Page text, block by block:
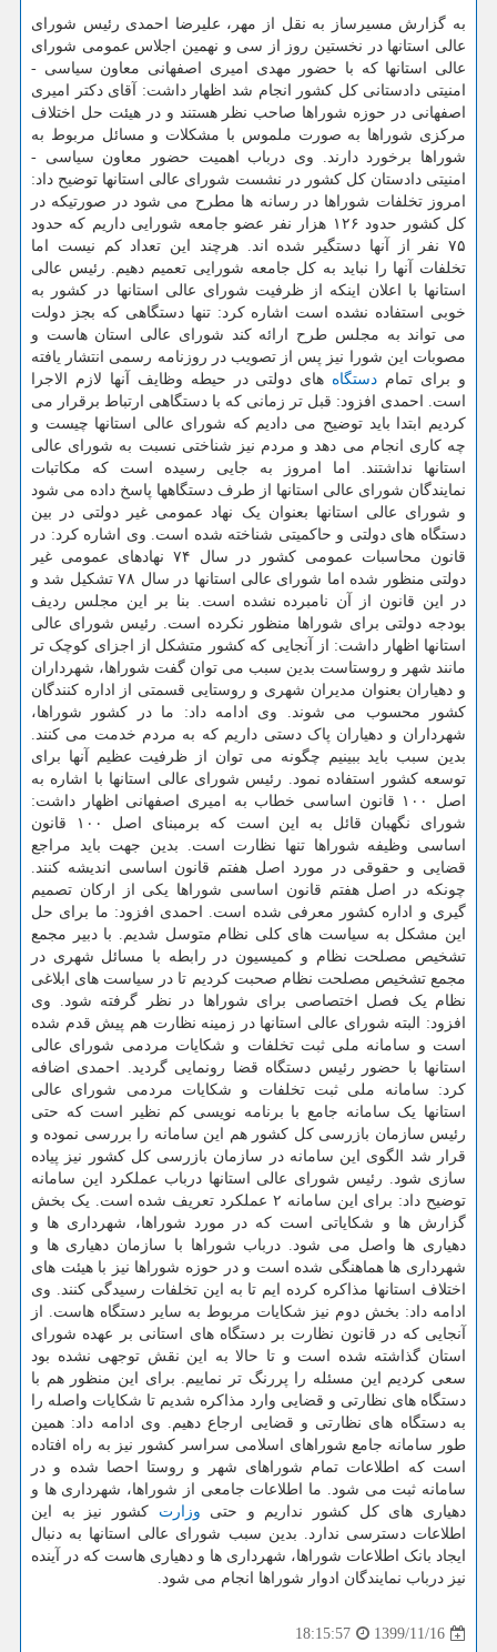
به گزارش مسیرساز به نقل از مهر، علیرضا احمدی رئیس شورای
عالی استانها در نخستین روز از سی و نهمین اجلاس عمومی شورای
عالی استانها که با حضور مهدی امیری اصفهانی معاون سیاسی -
امنیتی دادستانی کل کشور انجام شد اظهار داشت: آقای دکتر امیری
اصفهانی در حوزه شوراها صاحب نظر هستند و در هیئت حل اختلاف
مرکزی شوراها به صورت ملموس با مشکلات و مسائل مربوط به
شوراها برخورد دارند. وی درباب اهمیت حضور معاون سیاسی -
امنیتی دادستان کل کشور در نشست شورای عالی استانها توضیح داد:
امروز تخلفات شوراها در رسانه ها مطرح می شود در صورتیکه در
کل کشور حدود ۱۲۶ هزار نفر عضو جامعه شورایی داریم که حدود
۷۵ نفر از آنها دستگیر شده اند. هرچند این تعداد کم نیست اما
تخلفات آنها را نباید به کل جامعه شورایی تعمیم دهیم. رئیس عالی
استانها با اعلان اینکه از ظرفیت شورای عالی استانها در کشور به
خوبی استفاده نشده است اشاره کرد: تنها دستگاهی که بجز دولت
می تواند به مجلس طرح ارائه کند شورای عالی استان هاست و
مصوبات این شورا نیز پس از تصویب در روزنامه رسمی انتشار یافته
و برای تمام دستگاه های دولتی در حیطه وظایف آنها لازم الاجرا
است. احمدی افزود: قبل تر زمانی که با دستگاهی ارتباط برقرار می
کردیم ابتدا باید توضیح می دادیم که شورای عالی استانها چیست و
چه کاری انجام می دهد و مردم نیز شناختی نسبت به شورای عالی
استانها نداشتند. اما امروز به جایی رسیده است که مکاتبات
نمایندگان شورای عالی استانها از طرف دستگاهها پاسخ داده می شود
و شورای عالی استانها بعنوان یک نهاد عمومی غیر دولتی در بین
دستگاه های دولتی و حاکمیتی شناخته شده است. وی اشاره کرد: در
قانون محاسبات عمومی کشور در سال ۷۴ نهادهای عمومی غیر
دولتی منظور شده اما شورای عالی استانها در سال ۷۸ تشکیل شد و
در این قانون از آن نامبرده نشده است. بنا بر این مجلس ردیف
بودجه دولتی برای شوراها منظور نکرده است. رئیس شورای عالی
استانها اظهار داشت: از آنجایی که کشور متشکل از اجزای کوچک تر
مانند شهر و روستاست بدین سبب می توان گفت شوراها، شهرداران
و دهیاران بعنوان مدیران شهری و روستایی قسمتی از اداره کنندگان
کشور محسوب می شوند. وی ادامه داد: ما در کشور شوراها،
شهرداران و دهیاران پاک دستی داریم که به مردم خدمت می کنند.
بدین سبب باید ببینیم چگونه می توان از ظرفیت عظیم آنها برای
توسعه کشور استفاده نمود. رئیس شورای عالی استانها با اشاره به
اصل ۱۰۰ قانون اساسی خطاب به امیری اصفهانی اظهار داشت:
شورای نگهبان قائل به این است که برمبنای اصل ۱۰۰ قانون
اساسی وظیفه شوراها تنها نظارت است. بدین جهت باید مراجع
قضایی و حقوقی در مورد اصل هفتم قانون اساسی اندیشه کنند.
چونکه در اصل هفتم قانون اساسی شوراها یکی از ارکان تصمیم
گیری و اداره کشور معرفی شده است. احمدی افزود: ما برای حل
این مشکل به سیاست های کلی نظام متوسل شدیم. با دبیر مجمع
تشخیص مصلحت نظام و کمیسیون در رابطه با مسائل شهری در
مجمع تشخیص مصلحت نظام صحبت کردیم تا در سیاست های ابلاغی
نظام یک فصل اختصاصی برای شوراها در نظر گرفته شود. وی
افزود: البته شورای عالی استانها در زمینه نظارت هم پیش قدم شده
است و سامانه ملی ثبت تخلفات و شکایات مردمی شورای عالی
استانها با حضور رئیس دستگاه قضا رونمایی گردید. احمدی اضافه
کرد: سامانه ملی ثبت تخلفات و شکایات مردمی شورای عالی
استانها یک سامانه جامع با برنامه نویسی کم نظیر است که حتی
رئیس سازمان بازرسی کل کشور هم این سامانه را بررسی نموده و
قرار شد الگوی این سامانه در سازمان بازرسی کل کشور نیز پیاده
سازی شود. رئیس شورای عالی استانها درباب عملکرد این سامانه
توضیح داد: برای این سامانه ۲ عملکرد تعریف شده است. یک بخش
گزارش ها و شکایاتی است که در مورد شوراها، شهرداری ها و
دهیاری ها واصل می شود. درباب شوراها با سازمان دهیاری ها و
شهرداری ها هماهنگی شده است و در حوزه شوراها نیز با هیئت های
اختلاف استانها مذاکره کرده ایم تا به این تخلفات رسیدگی کنند. وی
ادامه داد: بخش دوم نیز شکایات مربوط به سایر دستگاه هاست. از
آنجایی که در قانون نظارت بر دستگاه های استانی بر عهده شورای
استان گذاشته شده است و تا حالا به این نقش توجهی نشده بود
سعی کردیم این مسئله را پررنگ تر نماییم. برای این منظور هم با
دستگاه های نظارتی و قضایی وارد مذاکره شدیم تا شکایات واصله را
به دستگاه های نظارتی و قضایی ارجاع دهیم. وی ادامه داد: همین
طور سامانه جامع شوراهای اسلامی سراسر کشور نیز به راه افتاده
است که اطلاعات تمام شوراهای شهر و روستا احصا شده و در
سامانه ثبت می شود. ما اطلاعات جامعی از شوراها، شهرداری ها و
دهیاری های کل کشور نداریم و حتی وزارت کشور نیز به این
اطلاعات دسترسی ندارد. بدین سبب شورای عالی استانها به دنبال
ایجاد بانک اطلاعات شوراها، شهرداری ها و دهیاری هاست که در آینده
نیز درباب نمایندگان ادوار شوراها انجام می شود.
1399/11/16
18:15:57